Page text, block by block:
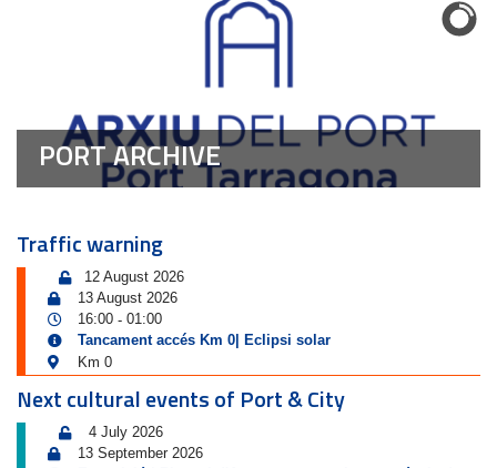
PORT ARCHIVE
Traffic warning
12 August 2026
13 August 2026
16:00 - 01:00
Tancament accés Km 0| Eclipsi solar
Km 0
Next cultural events of Port & City
4 July 2026
13 September 2026